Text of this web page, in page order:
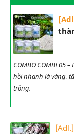
COMBO COMBI 05
hồi nhanh lá vàng,
trồng.
[Adl.]